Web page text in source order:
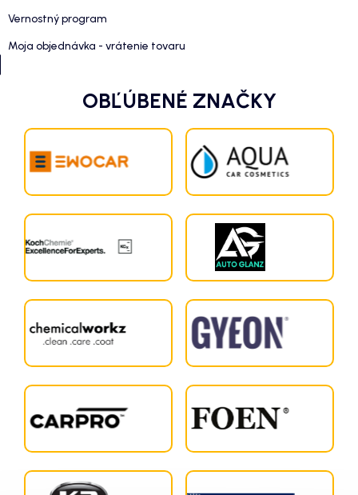
Vernostný program
Moja objednávka - vrátenie tovaru
OBĽÚBENÉ ZNAČKY